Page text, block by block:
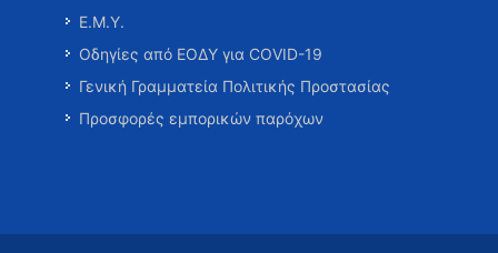
Ε.Μ.Υ.
Οδηγίες από ΕΟΔΥ για COVID-19
Γενική Γραμματεία Πολιτικής Προστασίας
Προσφορές εμπορικών παρόχων